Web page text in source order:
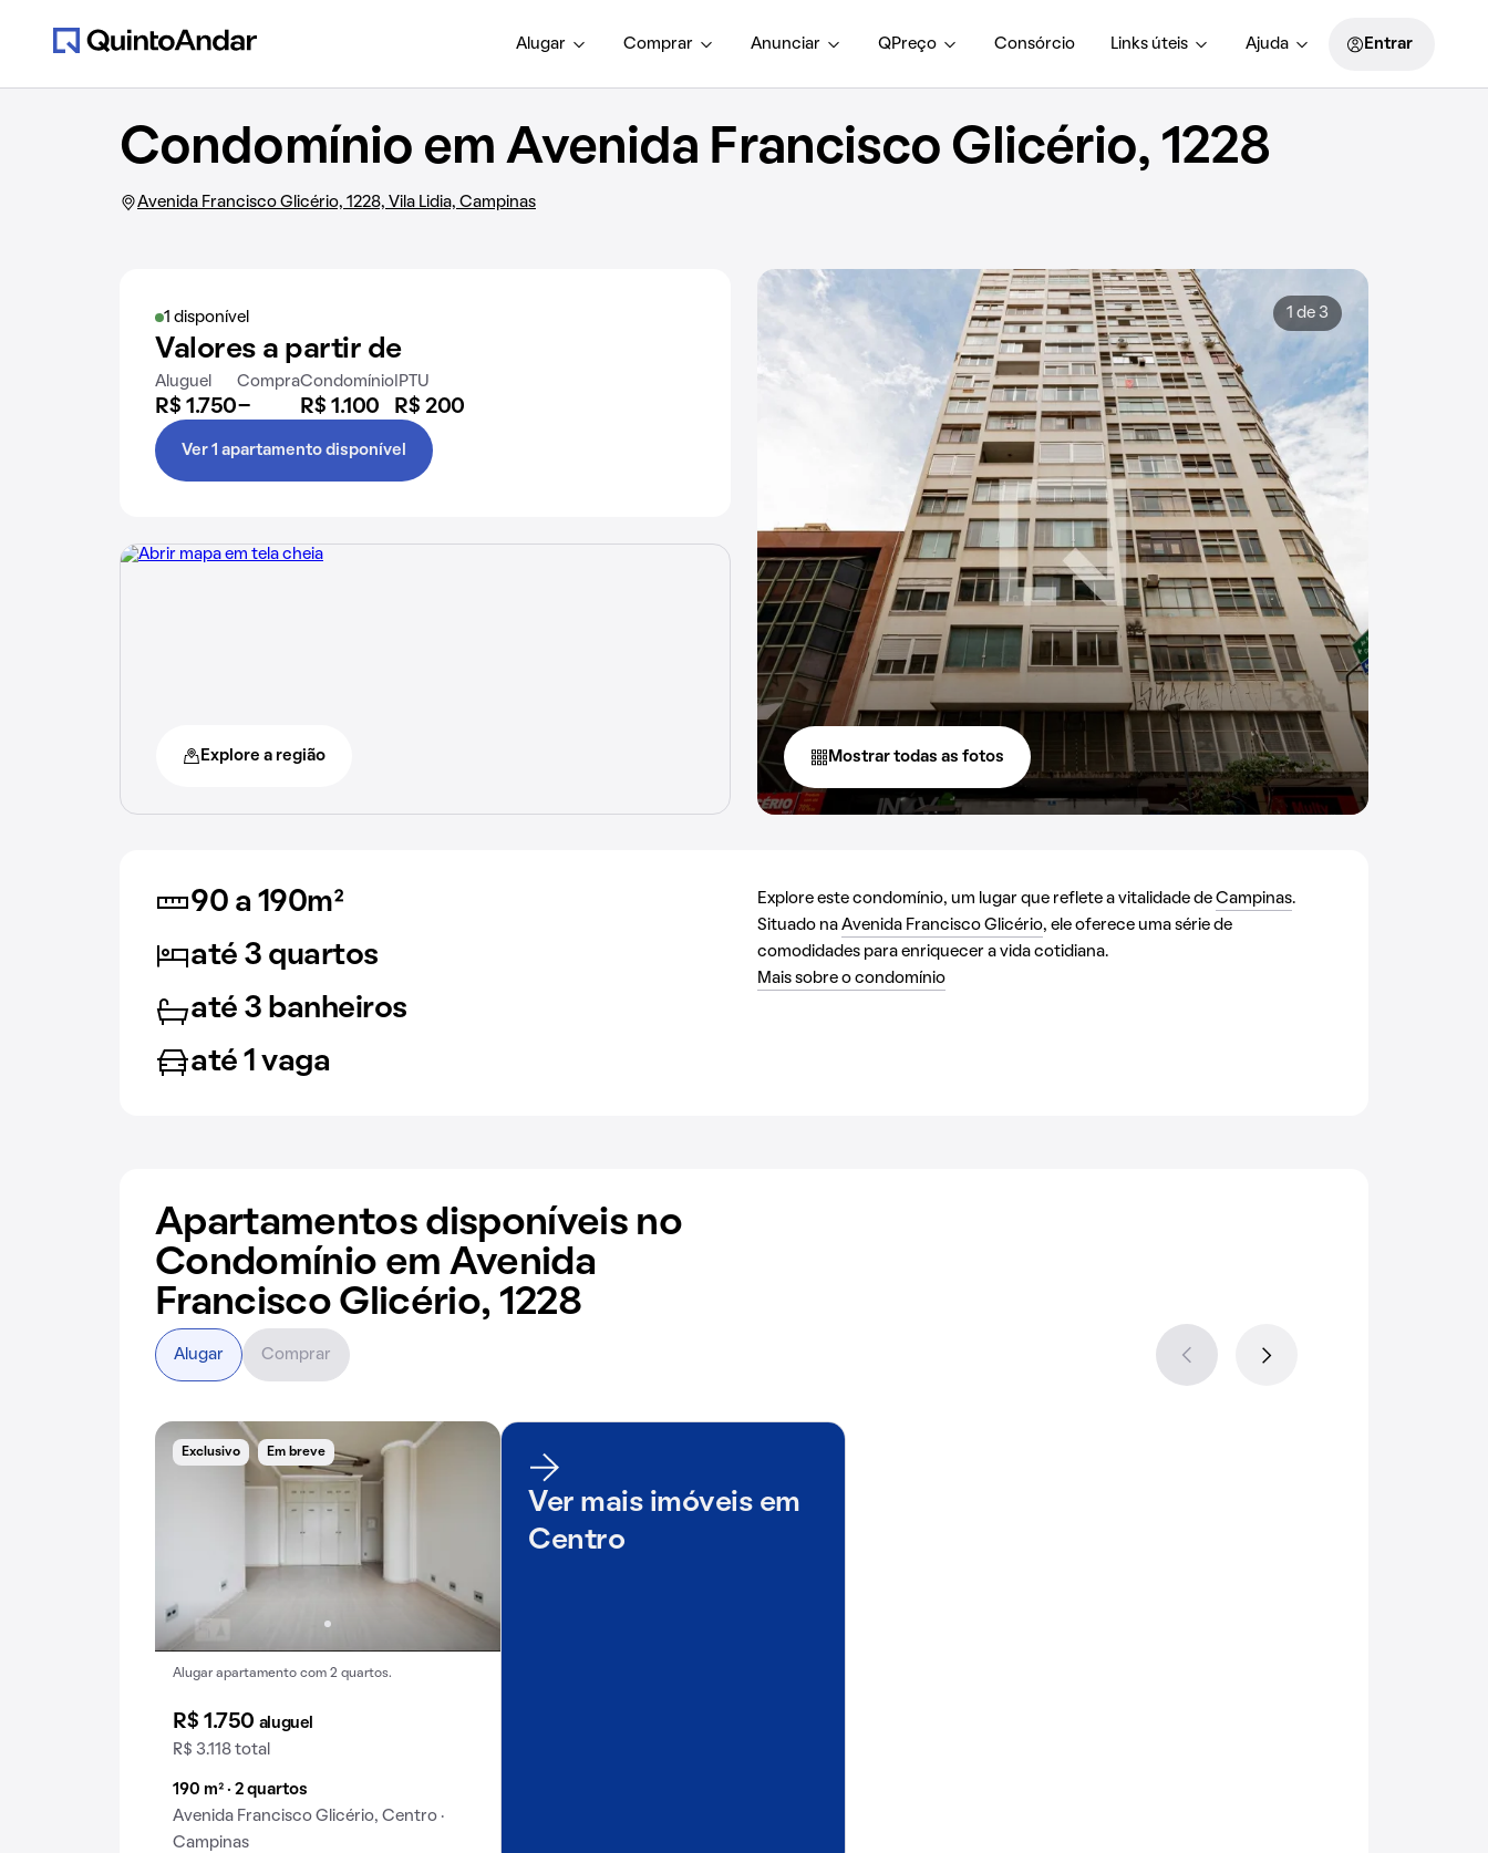
Alugar Comprar Anunciar QPreço Consórcio Links úteis Ajuda Entrar
Condomínio em Avenida Francisco Glicério, 1228
Avenida Francisco Glicério, 1228, Vila Lidia, Campinas
1 disponível
Valores a partir de
Aluguel
R$ 1.750
Compra
-
Condomínio
R$ 1.100
IPTU
R$ 200
Ver 1 apartamento disponível
Explore a região
1 de 3
Mostrar todas as fotos
90 a 190m²
até 3 quartos
até 3 banheiros
até 1 vaga
Explore este condomínio, um lugar que reflete a vitalidade de Campinas.
Situado na Avenida Francisco Glicério, ele oferece uma série de
comodidades para enriquecer a vida cotidiana.
Mais sobre o condomínio
Apartamentos disponíveis no
Condomínio em Avenida
Francisco Glicério, 1228
Exclusivo Em breve
Alugar apartamento com 2 quartos.
R$ 1.750 aluguel
R$ 3.118 total
190 m² · 2 quartos
Avenida Francisco Glicério, Centro ·
Campinas
Ver mais imóveis em
Centro
Alugar Comprar